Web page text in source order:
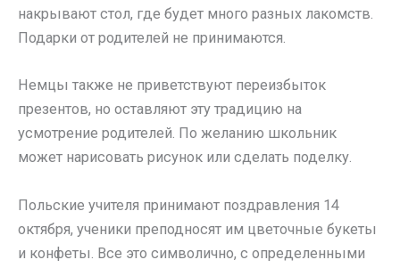
накрывают стол, где будет много разных лакомств.
Подарки от родителей не принимаются.
Немцы также не приветствуют переизбыток
презентов, но оставляют эту традицию на
усмотрение родителей. По желанию школьник
может нарисовать рисунок или сделать поделку.
Польские учителя принимают поздравления 14
октября, ученики преподносят им цветочные букеты
и конфеты. Все это символично, с определенными